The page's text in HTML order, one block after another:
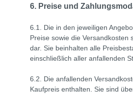
6. Preise und
6.1. Die in den jeweiligen
Preise sowie die Versandkosten
dar. Sie beinhalten alle
einschließlich aller anfallenden
6.2. Die anfallenden
Kaufpreis enthalten. Sie sind